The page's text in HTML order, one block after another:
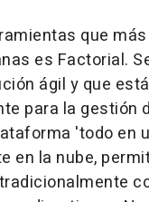
que
es Factorial.
ágil y que
para la gestión
'todo en
en la nube,